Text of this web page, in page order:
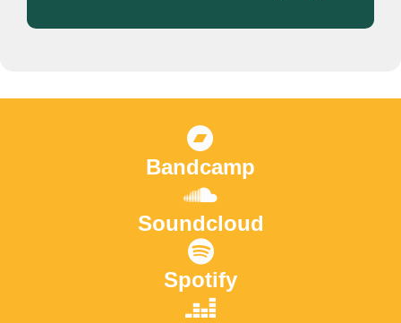
Bandcamp
Soundcloud
Spotify